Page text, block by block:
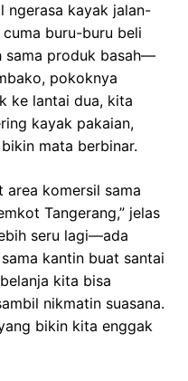
ngerasa kayak jalan-
buru-buru beli
sama produk basah—
pokoknya
ke lantai dua, kita
kayak pakaian,
mata berbinar.
area komersil sama
Tangerang,” jelas
seru lagi—ada
kantin buat santai
kita bisa
nikmatin suasana.
bikin kita enggak